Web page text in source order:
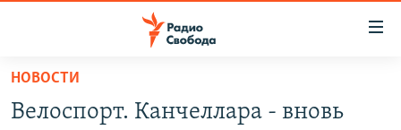
упрощенного
доступа
НОВОСТИ
Велоспорт. Канчеллара - вновь